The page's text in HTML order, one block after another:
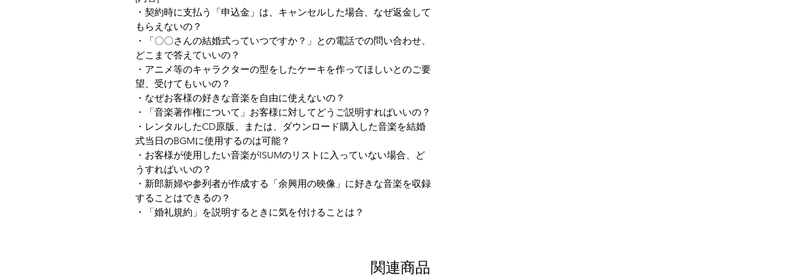
・契約時に支払う「申込金」は、キャンセルした場合、なぜ返金して
もらえないの？
・「〇〇さんの結婚式っていつですか？」との電話での問い合わせ、
どこまで答えていいの？
・アニメ等のキャラクターの型をしたケーキを作ってほしいとのご要
望、受けてもいいの？
・なぜお客様の好きな音楽を自由に使えないの？
・「音楽著作権について」お客様に対してどうご説明すればいいの？
・レンタルしたCD原版、または、ダウンロード購入した音楽を結婚
式当日のBGMに使用するのは可能？
・お客様が使用したい音楽がISUMのリストに入っていない場合、ど
うすればいいの？
・新郎新婦や参列者が作成する「余興用の映像」に好きな音楽を収録
することはできるの？
・「婚礼規約」を説明するときに気を付けることは？
関連商品